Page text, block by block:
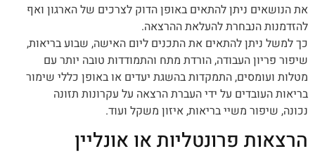
את הנושאים ניתן להתאים באופן הדוק לצרכים של הארגון ואף
להזדמנות הנבחרת להעלאת ההרצאה.
כך למשל ניתן להתאים את התכנים ליום האישה, שבוע בריאות,
שיפור פריון העבודה, הורדת מתח והתמודדות טובה יותר עם
מטלות ועומסים, התמקדות בהשגת יעדים או באופן כללי שימור
בריאות העובדים על ידי העברת הרצאה על עקרונות תזונה
נכונה, שיפור משיי בריאות, איזון משקל ועוד.
הרצאות פרונטליות או אונליין